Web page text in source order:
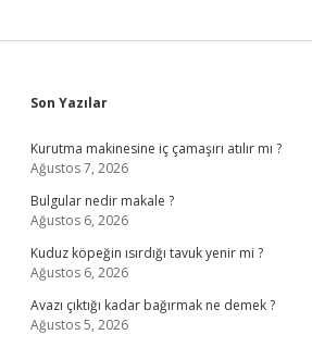
Sidebar
Son Yazılar
Kurutma makinesine iç çamaşırı atılır mı ?
Ağustos 7, 2026
Bulgular nedir makale ?
Ağustos 6, 2026
Kuduz köpeğin ısırdığı tavuk yenir mi ?
Ağustos 6, 2026
Avazı çıktığı kadar bağırmak ne demek ?
Ağustos 5, 2026